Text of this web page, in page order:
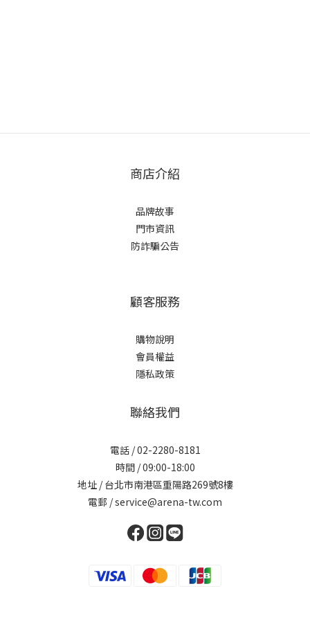
商店介紹
品牌故事
門市資訊
防詐騙公告
顧客服務
購物說明
會員權益
隱私政策
聯絡我們
電話 / 02-2280-8181
時間 / 09:00-18:00
地址 / 台北市南港區重陽路269號8樓
電郵 / service@arena-tw.com